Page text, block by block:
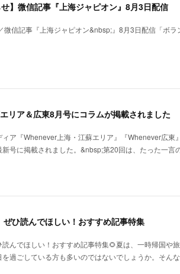
せ】微信記事『上海ジャピオン』8月3日配信
微信記事『上海ジャピオン&nbsp;』8月3日配信「ボ
リア＆広東8月号にコラムが掲載されました
ア『Whenever上海・江蘇エリア』『Whenever広東
号に掲載されました。&nbsp;第20回は、たった一
ぜひ読んでほしい！おすすめ記事特集
読んでほしい！おすすめ記事特集🌻夏は、一時帰国や
を過ごしている方も多いのではないでしょうか。そん